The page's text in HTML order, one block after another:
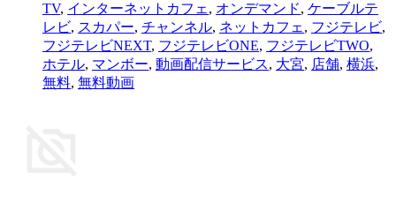
TV, インターネットカフェ , オンデマンド, ケーブルテ
レビ, スカパー, チャンネル, ネットカフェ , フジテレビ,
フジテレビNEXT, フジテレビONE, フジテレビTWO,
ホテル, マンボー, 動画配信サービス, 大宮, 店舗, 横浜,
無料, 無料動画